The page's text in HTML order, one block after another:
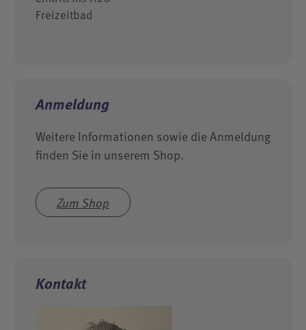
Freizeitbad
Anmeldung
Weitere Informationen sowie die Anmeldung
finden Sie in unserem Shop.
Zum Shop
Kontakt